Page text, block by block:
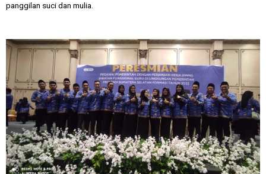
panggilan suci dan mulia.